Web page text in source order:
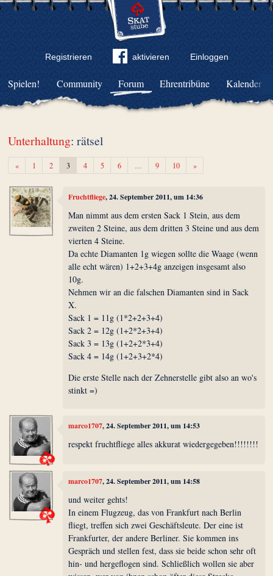
Registrieren aktivieren Einloggen
Community Forum Ehrentribüne Kalender
Spielen!
Unterhaltung: rätsel
«Zurück1 2 3 4 5 6 … 9 10 »Weiter
Fruchtfliege, 24. September 2011, um 14:36
Man nimmt aus dem ersten Sack 1 Stein, aus dem
zweiten 2 Steine, aus dem dritten 3 Steine und aus dem
vierten 4 Steine.
Da echte Diamanten 1g wiegen sollte die Waage (wenn
alle echt wären) 1+2+3+4g anzeigen insgesamt also
10g.
Nehmen wir an die falschen Diamanten sind in Sack
X.
Sack 1 = 11g (1*2+2+3+4)
Sack 2 = 12g (1+2*2+3+4)
Sack 3 = 13g (1+2+2*3+4)
Sack 4 = 14g (1+2+3+2*4)
Die erste Stelle nach der Zehnerstelle gibt also an wo's
stinkt =)
marco1707, 24. September 2011, um 14:53
respekt fruchtfliege alles akkurat wiedergegeben!!!!!!!!
marco1707, 24. September 2011, um 14:58
und weiter gehts!
In einem Flugzeug, das von Frankfurt nach Berlin
fliegt, treffen sich zwei Geschäftsleute. Der eine ist
Frankfurter, der andere Berliner. Sie kommen ins
Gespräch und stellen fest, dass sie beide schon sehr oft
hin- und hergeflogen sind. Schließlich wollen sie aber